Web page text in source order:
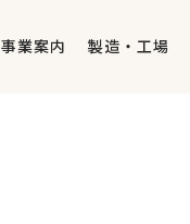
事業案内 製造・工場